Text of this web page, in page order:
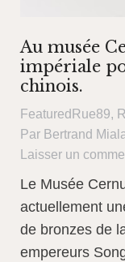
Au musée
impériale
chinois.
FeaturedRue89,
Par Bertrand
Laisser un
Le Musée
actuellement
de bronzes de
empereurs